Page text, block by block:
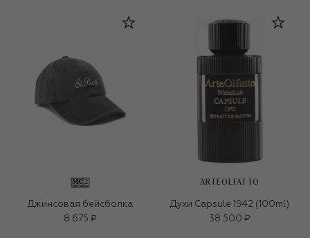
Джинсовая бейсболка
8 675 ₽
ARTEOLFATTO
Духи Capsule 1942 (100ml)
38 500 ₽